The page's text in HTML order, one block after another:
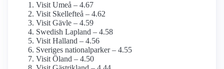
Visit Umeå – 4.67
Visit Skellefteå – 4.62
Visit Gävle – 4.59
Swedish Lapland – 4.58
Visit Halland – 4.56
Sveriges nationalparker – 4.55
Visit Öland – 4.50